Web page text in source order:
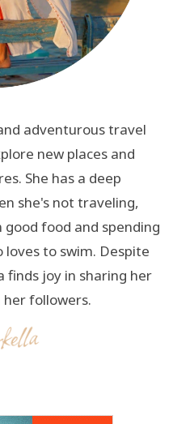
adventurous travel
new places and
She has a deep
she's not traveling,
food and spending
to swim. Despite
finds joy in sharing her
followers.